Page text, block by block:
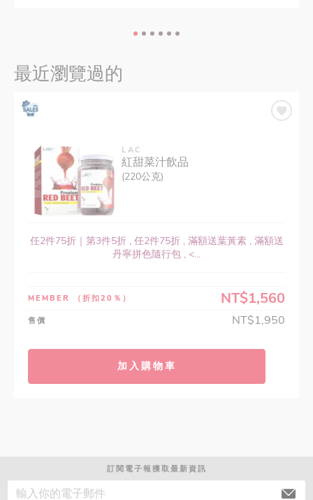
最近瀏覽過的
LAC
紅甜菜汁飲品
(220公克)
任2件75折｜第3件5折 , 任2件75折 , 滿額送葉黃素 , 滿額送
丹寧拼色隨行包 , <...
MEMBER （折扣20％） NT$1,560
售價 NT$1,950
加入購物車
訂閱電子報獲取最新資訊